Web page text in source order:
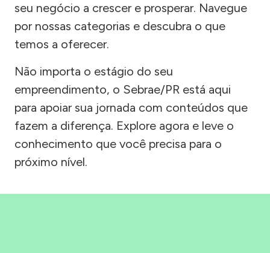
seu negócio a crescer e prosperar. Navegue
por nossas categorias e descubra o que
temos a oferecer.
Não importa o estágio do seu
empreendimento, o Sebrae/PR está aqui
para apoiar sua jornada com conteúdos que
fazem a diferença. Explore agora e leve o
conhecimento que você precisa para o
próximo nível.